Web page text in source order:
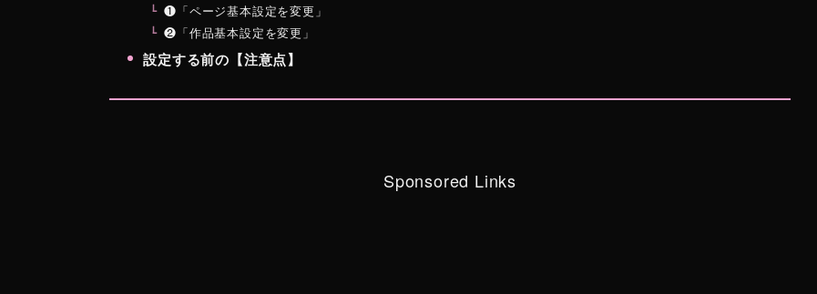
❶「ページ基本設定を変更」
❷「作品基本設定を変更」
設定する前の【注意点】
Sponsored Links